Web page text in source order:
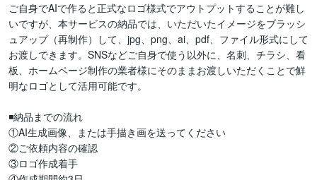
ご自身でAIで作ると正式なロゴ様式でアウトプットすることが難し
いですが、本サービスの納品では、いただいたイメージをブラッシ
ュアップ（再制作）して、jpg、png、ai、pdf、ファイル形式にして
お渡しできます。SNSなどご自身で使う以外に、名刺、チラシ、看
板、ホームページ制作の業者様にそのままお渡しいただくことで鮮
明なロゴとして活用可能です。
◾️納品までの流れ
①AI生成画像、または手描き画を送ってください
②ご依頼内容の確認
③ロゴ作成着手